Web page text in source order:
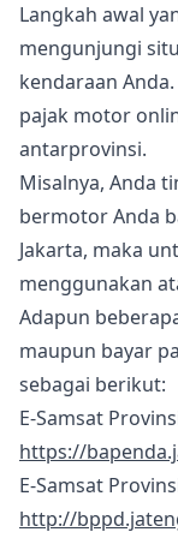
Langkah awal
mengunjungi
kendaraan
pajak motor
antarprovinsi.
Misalnya, Anda
bermotor Anda
Jakarta, maka
menggunakan
Adapun
maupun bayar
sebagai berikut:
E-Samsat
https://
E-Samsat
http://